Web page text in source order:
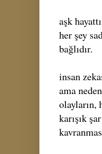
aşk
her şey
bağlıdır.
insan
ama
olayların,
karışık